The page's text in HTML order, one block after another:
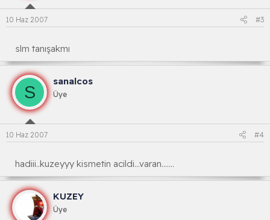
10 Haz 2007 #3
slm tanışakmı
S
sanalcos
Üye
10 Haz 2007 #4
hadiii..kuzeyyy kismetin acildi...varan.......
KUZEY
Üye